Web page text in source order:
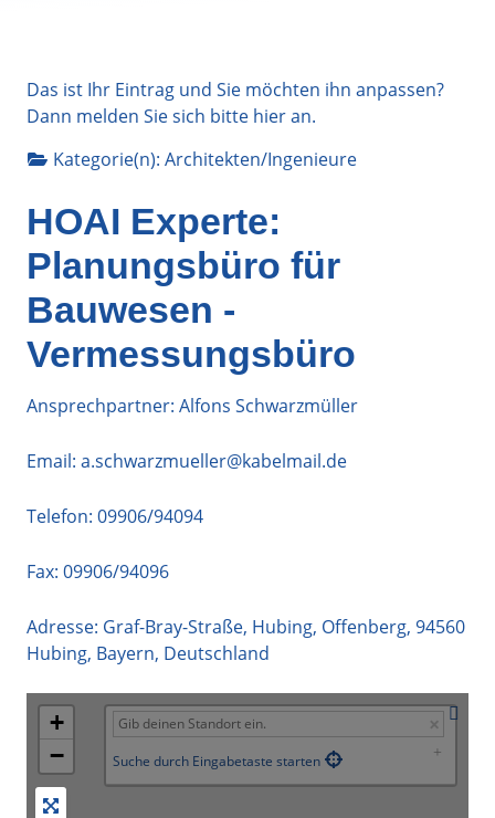
Das ist Ihr Eintrag und Sie möchten ihn anpassen?
Dann melden Sie sich bitte hieran.
Kategorie(n): Architekten/Ingenieure
HOAI Experte:
Planungsbüro für
Bauwesen -
Vermessungsbüro
Ansprechpartner: Alfons Schwarzmüller
Email: a.schwarzmueller@kabelmail.de
Telefon: 09906/94094
Fax: 09906/94096
Adresse: Graf-Bray-Straße, Hubing, Offenberg, 94560
Hubing, Bayern, Deutschland
+
−
Suche durch Eingabetaste starten